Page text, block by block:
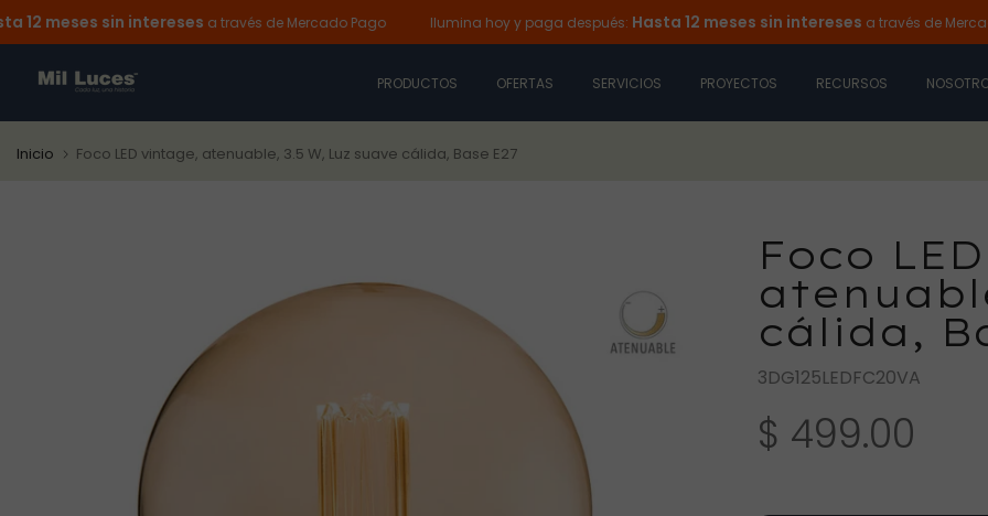
Ir
al
contenido
meses sin interesesa través de Mercado Pago Ilumina hoy y paga después:Hasta 12 meses sin interesesa través de Mercado
PRODUCTOS OFERTAS SERVICIOS PROYECTOS RECURSOS
Inicio Foco LED vintage, atenuable, 3.5 W, Luz suave cálida, Base E27
Foco
cálida,
3DG125LEDFC20VA
$ 499.00